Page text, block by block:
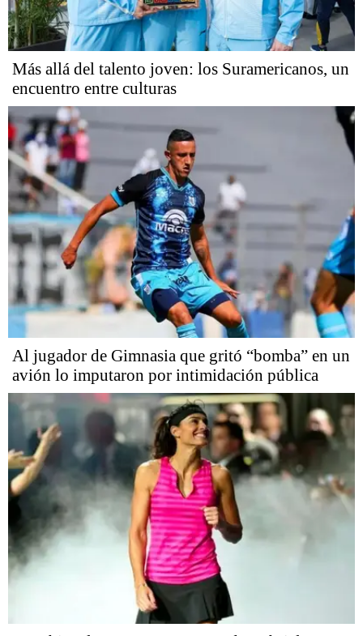
Más allá del talento joven: los Suramericanos, un
encuentro entre culturas
Al jugador de Gimnasia que gritó “bomba” en un
avión lo imputaron por intimidación pública